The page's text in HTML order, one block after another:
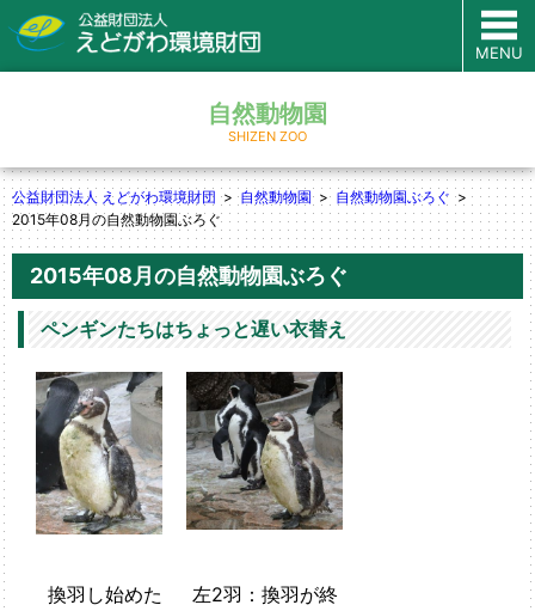
MENU
自然動物園
SHIZEN ZOO
公益財団法人 えどがわ環境財団 自然動物園
自然動物園ぶろぐ
2015年08月の自然動物園ぶろぐ
2015年08月の自然動物園ぶろぐ
ペンギンたちはちょっと遅い衣替え
換羽し始めた
左2羽：換羽が終